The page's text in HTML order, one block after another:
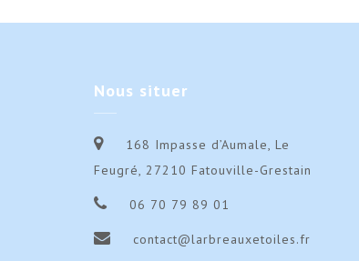
Nous situer
168 Impasse d’Aumale, Le
Feugré, 27210 Fatouville-Grestain
06 70 79 89 01
contact@larbreauxetoiles.fr